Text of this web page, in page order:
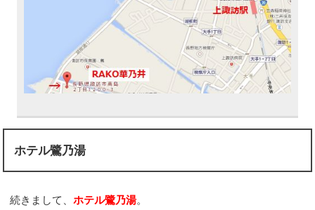
ホテル鷺乃湯
続きまして、ホテル鷺乃湯。